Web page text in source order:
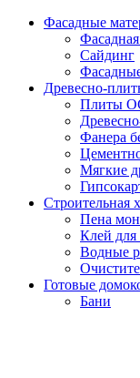
Фасадные
Сайдинг
Древесно-
Плиты
Фанера
Мягкие
Строительная
Пена
Клей для
Водные
Готовые
Бани